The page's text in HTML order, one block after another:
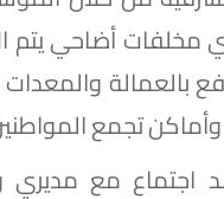
مخلفات أضاحي يتم
بالعمالة
تجمع
مع مديري